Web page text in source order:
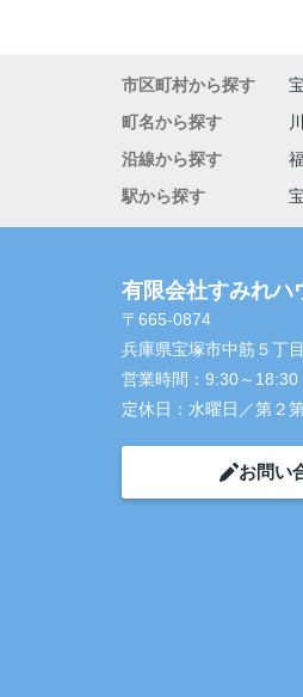
市区町村から探す
町名から探す
沿線から探す
駅から探す
有限会社すみれ
〒665-0874
兵庫県宝塚市中筋５丁
営業時間： 9:30～18:30
定休日： 水曜日／第２
お問い